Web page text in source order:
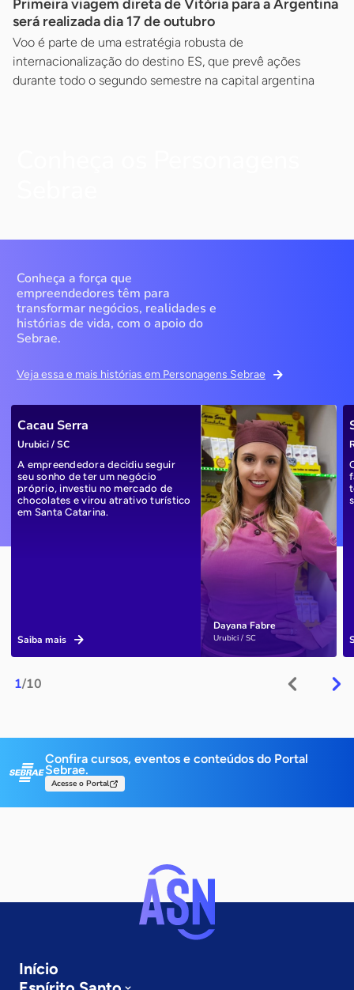
Primeira viagem direta de Vitória para a Argentina
será realizada dia 17 de outubro
Voo é parte de uma estratégia robusta de
internacionalização do destino ES, que prevê ações
durante todo o segundo semestre na capital argentina
Conheça a força que
empreendedores têm para
transformar negócios, realidades e
histórias de vida, com o apoio do
Sebrae.
Veja essa e mais histórias em Personagens Sebrae
1/10
Dayana Fabre
Urubici / SC
Cacau Serra
Urubici / SC
A empreendedora decidiu seguir
seu sonho de ter um negócio
próprio, investiu no mercado de
chocolates e virou atrativo turístico
em Santa Catarina.
Saiba mais
Confira cursos, eventos e conteúdos do Portal
Sebrae.
Acesse o Portal
Início